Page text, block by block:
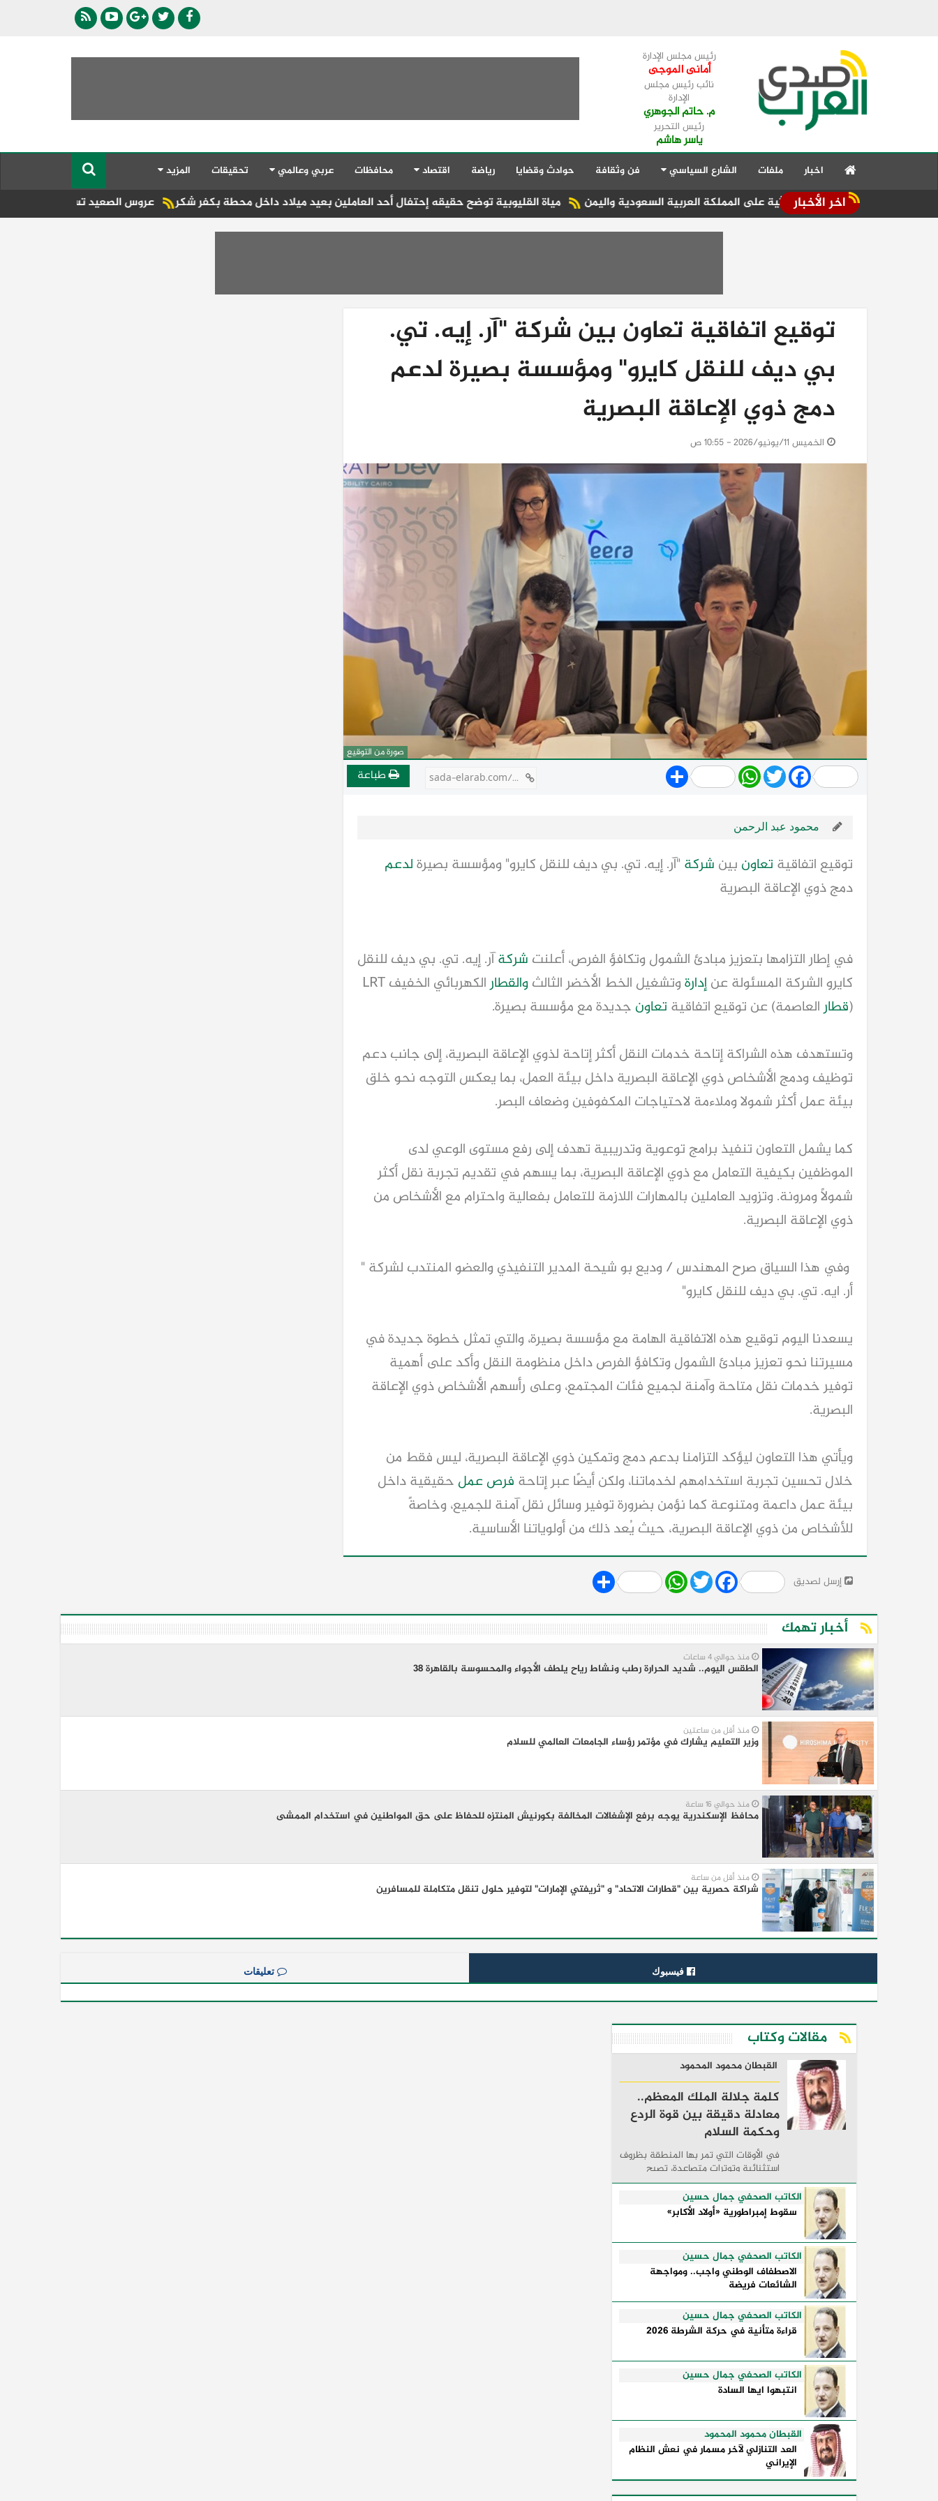
رئيس مجلس الإدارة
أمانى الموجى
نائب رئيس مجلس
الإدارة
م. حاتم الجوهري
رئيس التحرير
ياسر هاشم
اخبار ملفات الشارع السياسي فن وثقافة حوادث وقضايا رياضة اقتصاد محافظات عربي وعالمي تحقيقات المزيد
اخر الأخبار عروس الصعيد تستضيف أول سباق «ريد بُل لف مياة القليوبية توضح حقيقه إحتفال أحد العاملين بعيد ميلاد داخل محطة بكفر شكر يدين الهجمات الحوثية على المملكة العربية السعودية واليمن
توقيع اتفاقية تعاون بين شركة "آر. إيه. تي.
بي ديف للنقل كايرو" ومؤسسة بصيرة لدعم
دمج ذوي الإعاقة البصرية
الخميس 11/يونيو/2026 - 10:55 ص
صورة من التوقيع
Share WhatsApp
TwitterFacebook طباعة sada-elarab.com/809358
محمود عبد الرحمن
توقيع اتفاقية تعاون بين شركة "آر. إيه. تي. بي ديف للنقل كايرو" ومؤسسة بصيرة لدعم
دمج ذوي الإعاقة البصرية
في إطار التزامها بتعزيز مبادئ الشمول وتكافؤ الفرص، أعلنت شركة
كايرو الشركة المسئولة عن إدارة وتشغيل الخط الأخضر الثالث والقطار
(قطار العاصمة) عن توقيع اتفاقية تعاون جديدة مع مؤسسة بصيرة.
بيئة عمل أكثر شمولا وملاءمة لاحتياجات المكفوفين وضعاف البصر.
الموظفين بكيفية التعامل مع ذوي الإعاقة البصرية، بما يسهم في تقديم تجربة نقل أكثر
ذوي الإعاقة البصرية.
أر. ايه. تي. بي ديف للنقل كايرو"
البصرية.
خلال تحسين تجربة استخدامهم لخدماتنا، ولكن أيضًا عبر إتاحة فرص عمل
للأشخاص من ذوي الإعاقة البصرية، حيث يُعد ذلك من أولوياتنا الأساسية.
إرسل لصديق Share WhatsApp
Twitter Facebook
أخبار تهمك
منذ حوالي 4 ساعات
الطقس اليوم.. شديد الحرارة رطب ونشاط رياح يلطف الأجواء والمحسوسة بالقاهرة 38
منذ أقل من ساعتين
وزير التعليم يشارك في مؤتمر رؤساء الجامعات العالمي للسلام
منذ حوالي 16 ساعة
محافظ الإسكندرية يوجه برفع الإشغالات المخالفة بكورنيش المنتزه للحفاظ على حق المواطنين في استخدام الممشى
منذ أقل من ساعة
شراكة حصرية بين "قطارات الاتحاد" و "ثريفتي الإمارات" لتوفير حلول تنقل متكاملة للمسافرين
فيسبوك تعليقات
مقالات وكتاب
القبطان محمود المحمود
كلمة جلالة الملك المعظم..
معادلة دقيقة بين قوة الردع
وحكمة السلام
في الأوقات التي تمر بها المنطقة بظروف
استثنائية وتوترات متصاعدة، تصبح
الكلمات السياسية أكثر من مجرد مواقف
معلنة؛ فهي تكشف طريقة تفكير الدول،
وكيفية إدارتها للأزمات، والحدود التي
تفصل بين القوة ...
الكاتب الصحفي جمال حسين
سقوط إمبراطورية «أولاد الأكابر»
الكاتب الصحفي جمال حسين
الاصطفاف الوطني واجب.. ومواجهة
الشائعات فريضة
الكاتب الصحفي جمال حسين
قراءة متأنية في حركة الشرطة 2026
الكاتب الصحفي جمال حسين
انتبهوا ايها السادة
القبطان محمود المحمود
العد التنازلي لآخر مسمار في نعش النظام
الإيراني